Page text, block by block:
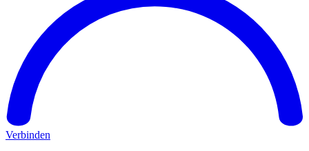
Verbinden